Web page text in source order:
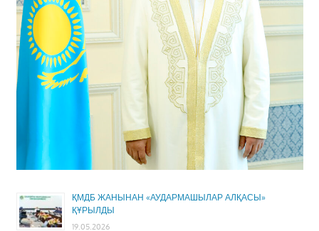
ҚМДБ ЖАНЫНАН «АУДАРМАШЫЛАР АЛҚАСЫ»
ҚҰРЫЛДЫ
19.05.2026